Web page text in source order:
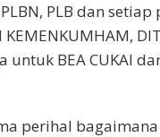
PLB dan setiap
untuk BEA CUKAI
perihal